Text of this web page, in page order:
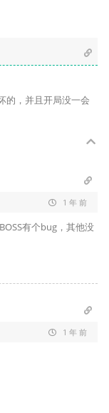
的，并且开局没一会
1 年 前
有个bug，其他没
1 年 前